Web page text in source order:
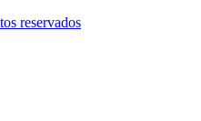
reservados